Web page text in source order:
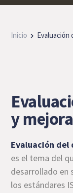
Inicio Evaluación
y
Evaluación del
es el tema del
desarrollado en
los estándares